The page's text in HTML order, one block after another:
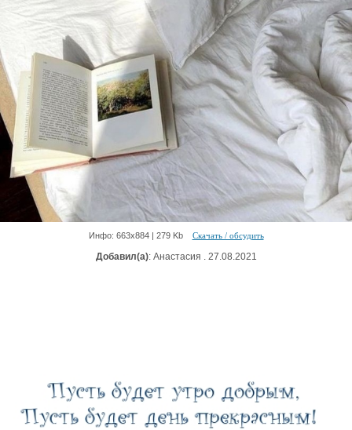
Инфо: 663х884 | 279 Kb Скачать / обсудить
Добавил(а): Анастасия . 27.08.2021